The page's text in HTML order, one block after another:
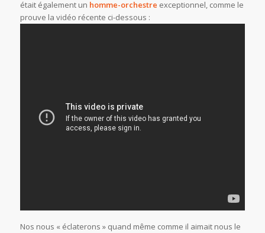
était également un homme-orchestre exceptionnel, comme le
prouve la vidéo récente ci-dessous :
Nos nous « éclaterons » quand même comme il aimait nous le